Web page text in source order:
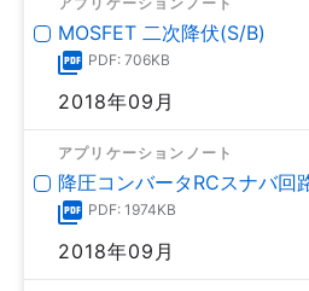
MOSFET 二次降伏(S/B)
PDF: 706KB
2018年09月
アプリケーションノート
降圧コンバータRCスナバ回
PDF: 1974KB
2018年09月